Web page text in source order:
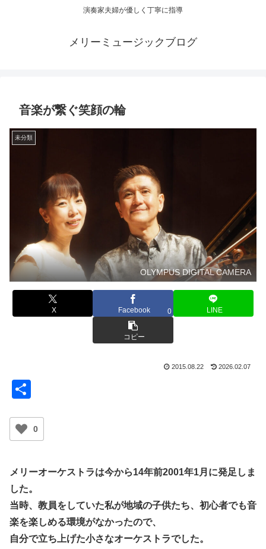
演奏家夫婦が優しく丁寧に指導
メリーミュージックブログ
音楽が繋ぐ笑顔の輪
未分類
OLYMPUS DIGITAL CAMERA
X Facebook 0 LINE
コピー
2015.08.22 2026.02.07
0
メリーオーケストラは今から14年前2001年1月に発足しま
した。
当時、教員をしていた私が地域の子供たち、初心者でも音
楽を楽しめる環境がなかったので、
自分で立ち上げた小さなオーケストラでした。